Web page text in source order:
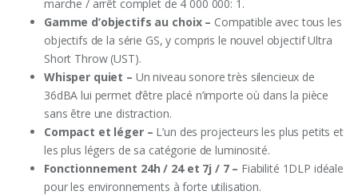
marche / arrêt complet de 4 000 000: 1.
Gamme d’objectifs au choix – Compatible avec tous les
objectifs de la série GS, y compris le nouvel objectif Ultra
Short Throw (UST).
Whisper quiet – Un niveau sonore très silencieux de
36dBA lui permet d’être placé n’importe où dans la pièce
sans être une distraction.
Compact et léger – L’un des projecteurs les plus petits et
les plus légers de sa catégorie de luminosité.
Fonctionnement 24h / 24 et 7j / 7 – Fiabilité 1DLP idéale
pour les environnements à forte utilisation.